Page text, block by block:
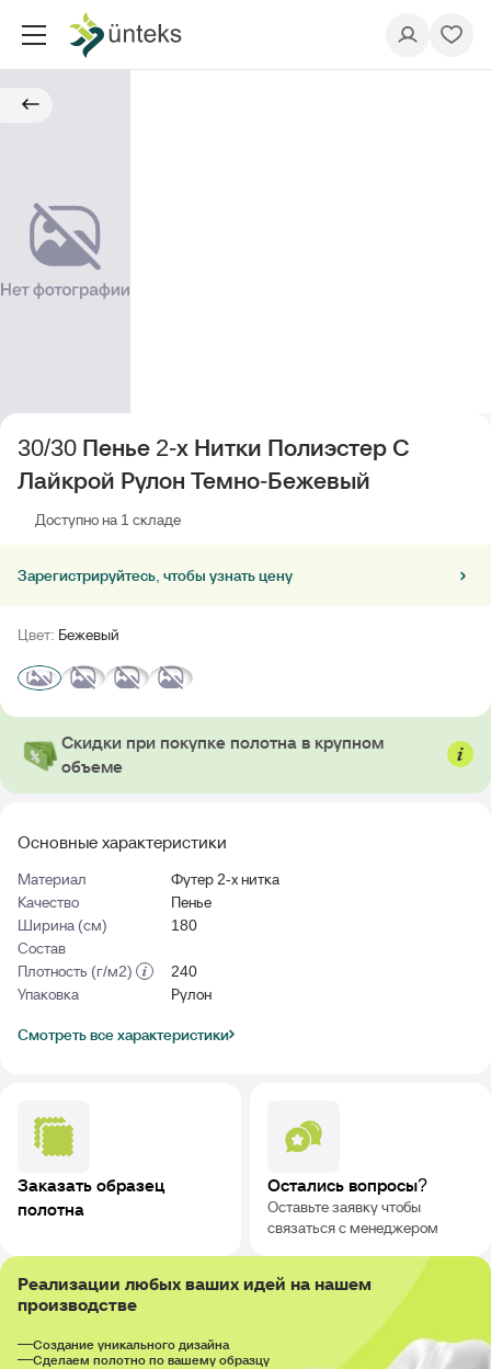
Основные характеристики
Материал
Футер 2-х нитка
Качество
Пенье
Ширина (см)
180
Состав
Плотность (г/м2)
240
Упаковка
Рулон
Смотреть все характеристики
30/30 Пенье 2-х Нитки Полиэстер С
Лайкрой Рулон Темно-Бежевый
Доступно на 1 складе
Зарегистрируйтесь, чтобы узнать цену
Цвет: Бежевый
Скидки при покупке полотна в крупном
объеме
Заказать образец
полотна
Остались вопросы?
Оставьте заявку чтобы
связаться с менеджером
Реализации любых ваших идей на нашем
производстве
Создание уникального дизайна
Сделаем полотно по вашему образцу